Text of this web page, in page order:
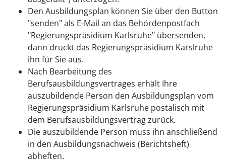
Den Ausbildungsplan können Sie über den Button
"senden" als E-Mail an das Behördenpostfach
"Regierungspräsidium Karlsruhe" übersenden,
dann druckt das Regierungspräsidium Karslruhe
ihn für Sie aus.
Nach Bearbeitung des
Berufsausbildungsvertrages erhält Ihre
auszubildende Person den Ausbildungsplan vom
Regierungspräsidium Karlsruhe postalisch mit
dem Berufsausbildungsvertrag zurück.
Die auszubildende Person muss ihn anschließend
in den Ausbildungsnachweis (Berichtsheft)
abheften.